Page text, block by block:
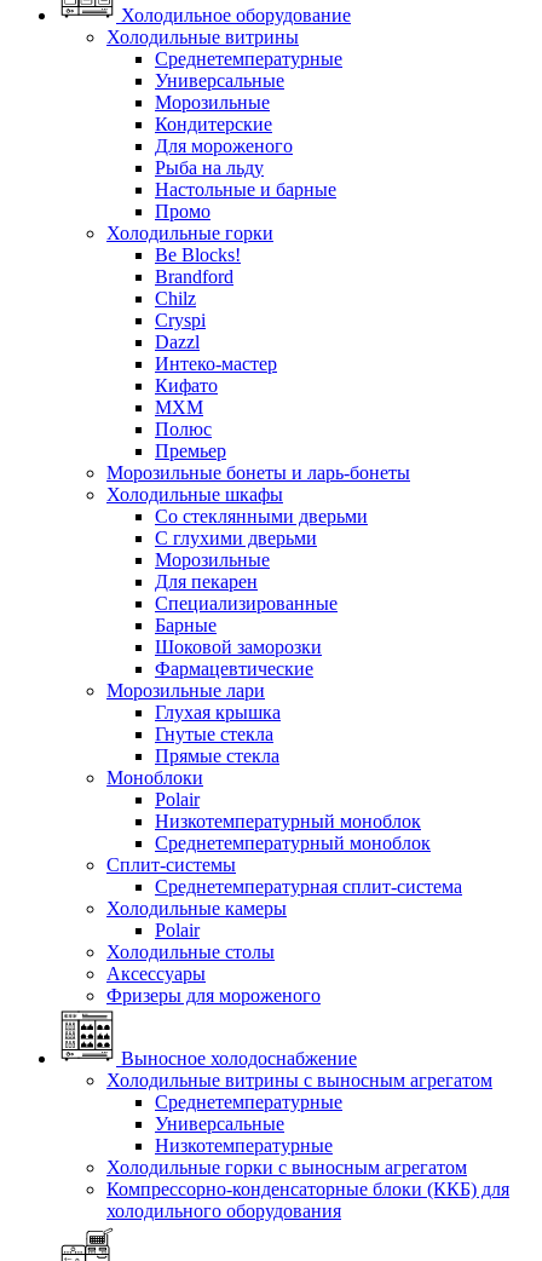
Холодильное оборудование
Холодильные витрины
Среднетемпературные
Универсальные
Морозильные
Кондитерские
Для мороженого
Рыба на льду
Настольные и барные
Промо
Холодильные горки
Be Blocks!
Brandford
Chilz
Cryspi
Dazzl
Интеко-мастер
Кифато
МХМ
Полюс
Премьер
Морозильные бонеты и ларь-бонеты
Холодильные шкафы
Со стеклянными дверьми
С глухими дверьми
Морозильные
Для пекарен
Специализированные
Барные
Шоковой заморозки
Фармацевтические
Морозильные лари
Глухая крышка
Гнутые стекла
Прямые стекла
Моноблоки
Polair
Низкотемпературный моноблок
Среднетемпературный моноблок
Сплит-системы
Среднетемпературная сплит-система
Холодильные камеры
Polair
Холодильные столы
Аксессуары
Фризеры для мороженого
Выносное холодоснабжение
Холодильные витрины с выносным агрегатом
Среднетемпературные
Универсальные
Низкотемпературные
Холодильные горки с выносным агрегатом
Компрессорно-конденсаторные блоки (ККБ) для
холодильного оборудования